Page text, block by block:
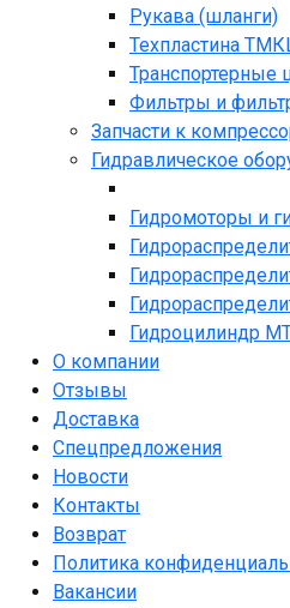
Рукава (шланги)
Техпластина
Транспортерные
Фильтры и
Запчасти к
Гидравлическое
Гидромоторы и
Гидроцилиндр
О компании
Отзывы
Доставка
Спецпредложения
Новости
Контакты
Возврат
Политика
Вакансии